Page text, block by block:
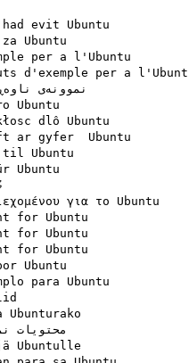
evit Ubuntu
Ubuntu
per a l'Ubuntu
d'exemple per a
Ubuntu
dlô Ubuntu
ar gyfer  Ubuntu
til Ubuntu
Ubuntu
για το Ubuntu
for Ubuntu
for Ubuntu
for Ubuntu
Ubuntu
para Ubuntu
Ubunturako
Ubuntulle